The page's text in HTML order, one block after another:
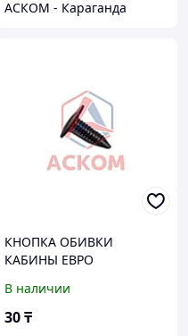
АСКОМ - Караганда
КНОПКА ОБИВКИ
КАБИНЫ ЕВРО
В наличии
30₸